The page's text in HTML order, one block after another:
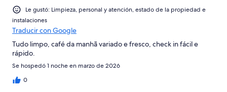
Le gustó: Limpieza, personal y atención, estado de la propiedad e
instalaciones
Traducir con Google
Tudo limpo, café da manhã variado e fresco, check in fácil e
rápido.
Se hospedó 1 noche en marzo de 2026
0